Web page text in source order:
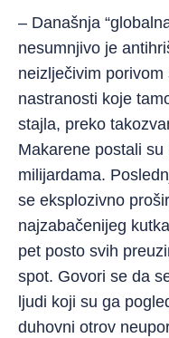
– Današnja
nesumnjivo je
neizlječivim
nastranosti koje
stajla, preko
Makarene postali
milijardama.
se eksplozivno
najzabačenijeg
pet posto svih
spot. Govori se da
ljudi koji su ga
duhovni otrov